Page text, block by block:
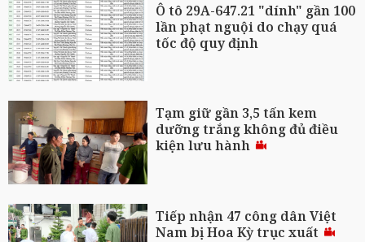
Ô tô 29A-647.21 "dính" gần 100
lần phạt nguội do chạy quá
tốc độ quy định
Tạm giữ gần 3,5 tấn kem
dưỡng trắng không đủ điều
kiện lưu hành
Tiếp nhận 47 công dân Việt
Nam bị Hoa Kỳ trục xuất